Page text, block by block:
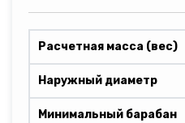
Расчетная масса (вес)
Наружный диаметр
Минимальный барабан